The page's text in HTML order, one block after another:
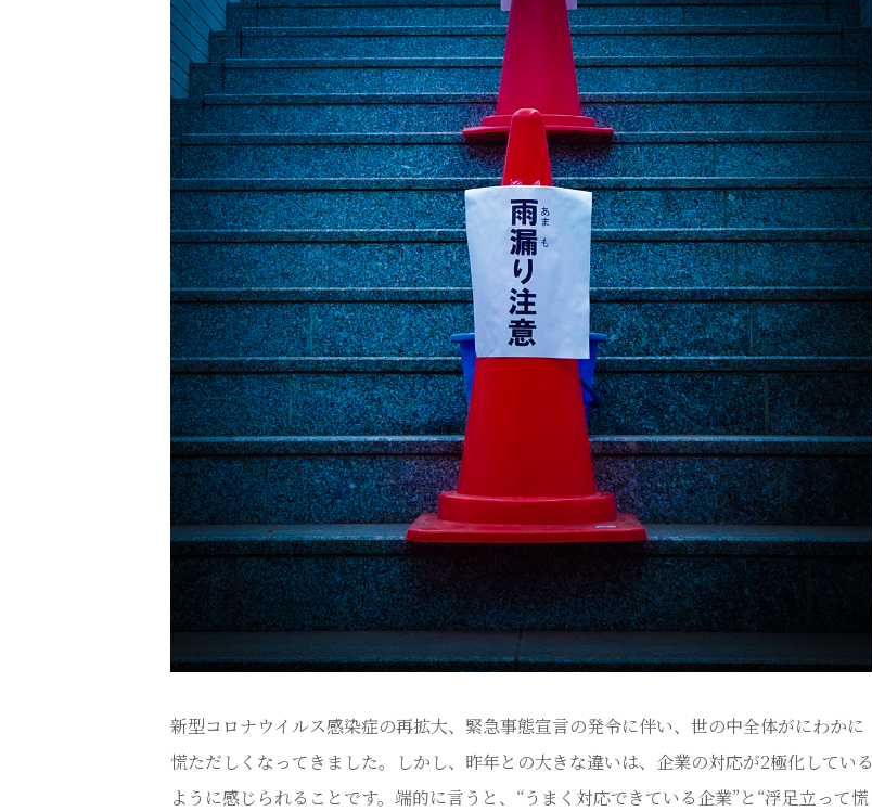
新型コロナウイルス感染症の再拡大、緊急事態宣言の発令に伴い、世の中全体がにわかに
慌ただしくなってきました。しかし、昨年との大きな違いは、企業の対応が2極化している
ように感じられることです。端的に言うと、“うまく対応できている企業”と“浮足立って慌